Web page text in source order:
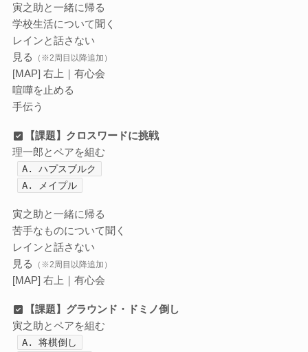
寅之助と一緒に帰る
学校生活について聞く
レインと話さない
見る
（※2周目以降追加）
[MAP] 右上｜有心会
喧嘩を止める
手伝う
【課題】クロスワードに挑戦
理一郎とペアを組む
A. ハプスブルク
A. メイプル
寅之助と一緒に帰る
苦手なものについて聞く
レインと話さない
見る
（※2周目以降追加）
[MAP] 右上｜有心会
【課題】グラウンド・ドミノ倒し
寅之助とペアを組む
A. 将棋倒し